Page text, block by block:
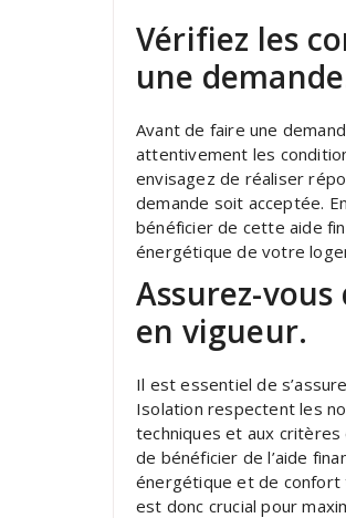
Vérifiez les
une
Avant de faire une
attentivement les
envisagez de réaliser
demande soit acceptée.
bénéficier de cette aide
énergétique de votre
Assurez-
en vigueur.
Il est essentiel de
Isolation respectent les
techniques et aux
de bénéficier de l’aide
énergétique et de confort
est donc crucial pour